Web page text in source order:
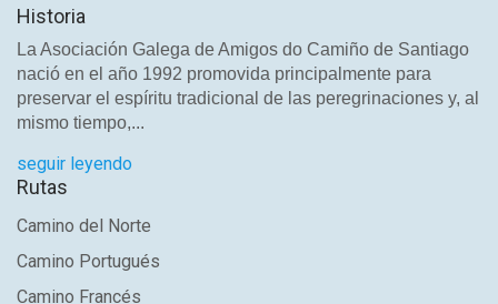
Historia
La Asociación Galega de Amigos do Camiño de Santiago
nació en el año 1992 promovida principalmente para
preservar el espíritu tradicional de las peregrinaciones y, al
mismo tiempo,...
seguir leyendo
Rutas
Camino del Norte
Camino Portugués
Camino Francés